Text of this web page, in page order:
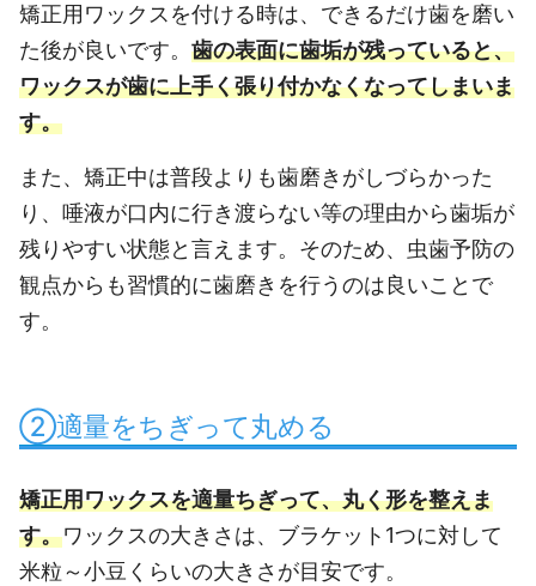
矯正用ワックスを付ける時は、できるだけ歯を磨い
た後が良いです。 歯の表面に歯垢が残っていると、
ワックスが歯に上手く張り付かなくなってしまいま
す。
また、矯正中は普段よりも歯磨きがしづらかった
り、唾液が口内に行き渡らない等の理由から歯垢が
残りやすい状態と言えます。そのため、虫歯予防の
観点からも習慣的に歯磨きを行うのは良いことで
す。
②適量をちぎって丸める
矯正用ワックスを適量ちぎって、丸く形を整えま
す。ワックスの大きさは、ブラケット1つに対して
米粒～小豆くらいの大きさが目安です。